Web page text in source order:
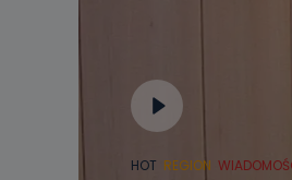
HOT REGION